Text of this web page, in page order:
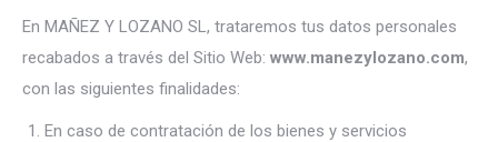
En MAÑEZ Y LOZANO SL, trataremos tus datos personales
recabados a través del Sitio Web: www.manezylozano.com,
con las siguientes finalidades:
En caso de contratación de los bienes y servicios